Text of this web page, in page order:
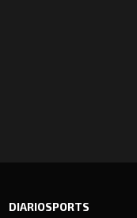
DIARIOSPORTS